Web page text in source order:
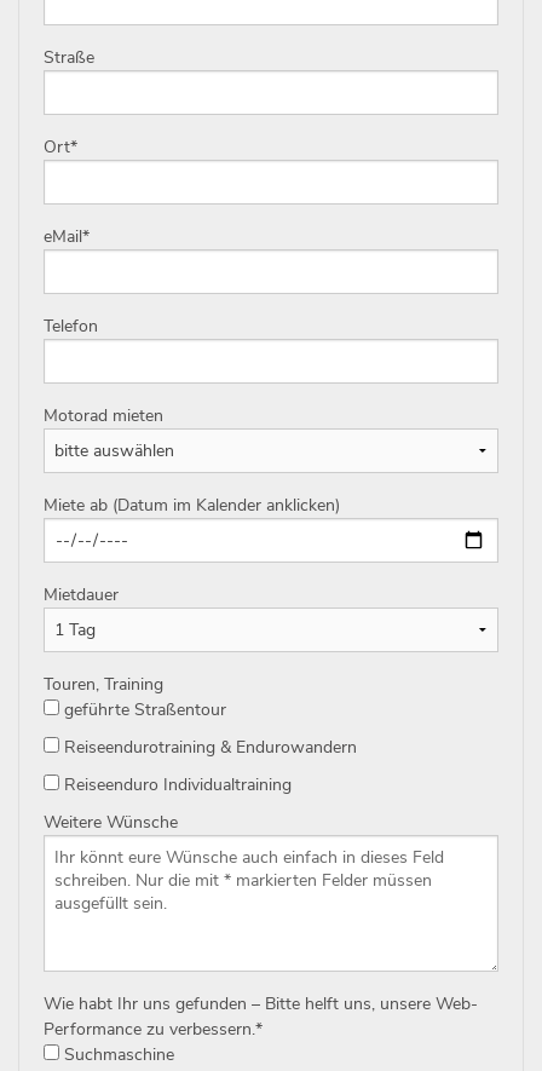
Straße
Ort*
eMail*
Telefon
Motorad mieten
Miete ab (Datum im Kalender anklicken)
Mietdauer
Touren, Training
geführte Straßentour
Reiseendurotraining & Endurowandern
Reiseenduro Individualtraining
Weitere Wünsche
Wie habt Ihr uns gefunden – Bitte helft uns, unsere Web-
Performance zu verbessern.*
Suchmaschine